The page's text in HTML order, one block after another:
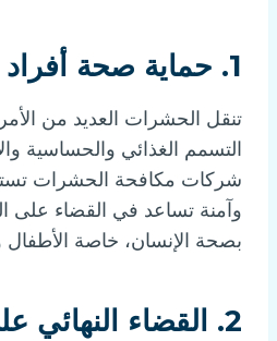
1. حماية صحة أفراد الأسرة:-
تنقل الحشرات العديد من
التسمم الغذائي والحساسية
شركات مكافحة الحشرات
وآمنة تساعد في القضاء على
بصحة الإنسان، خاصة الأطفال
2. القضاء النهائي على الحشرات:-